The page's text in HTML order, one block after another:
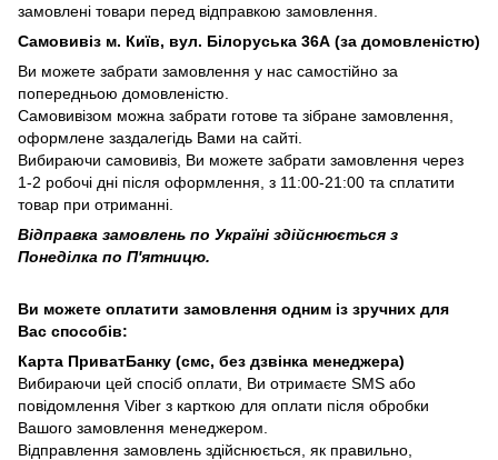
замовлені товари перед відправкою замовлення.
Самовивіз м. Київ, вул. Білоруська 36А (за домовленістю)
Ви можете забрати замовлення у нас самостійно за
попередньою домовленістю.
Самовивізом можна забрати готове та зібране замовлення,
оформлене заздалегідь Вами на сайті.
Вибираючи самовивіз, Ви можете забрати замовлення через
1-2 робочі дні після оформлення, з 11:00-21:00 та сплатити
товар при отриманні.
Відправка замовлень по Україні здійснюється з
Понеділка по П'ятницю.
Ви можете оплатити замовлення одним із зручних для
Вас способів:
Карта ПриватБанку (смс, без дзвінка менеджера)
Вибираючи цей спосіб оплати, Ви отримаєте SMS або
повідомлення Viber з карткою для оплати після обробки
Вашого замовлення менеджером.
Відправлення замовлень здійснюється, як правильно,